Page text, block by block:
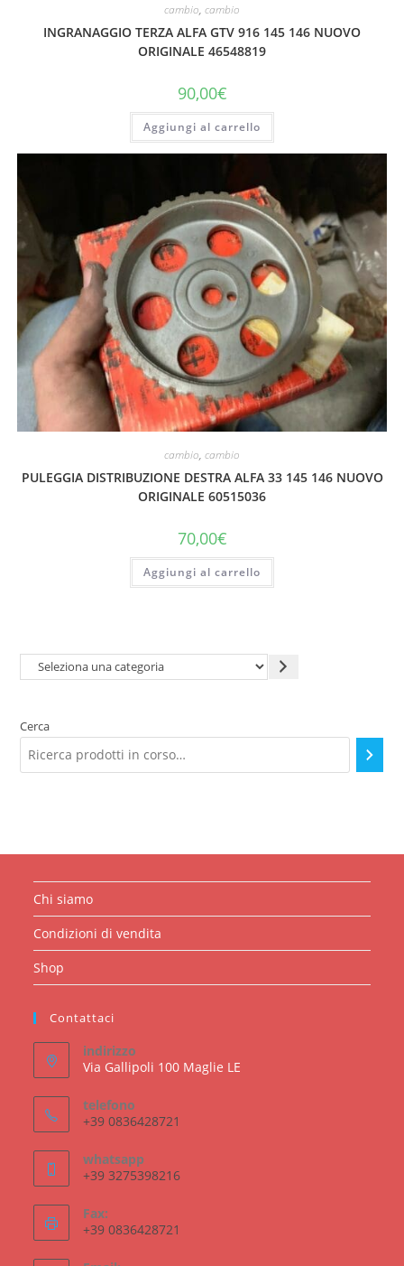
cambio, cambio
INGRANAGGIO TERZA ALFA GTV 916 145 146 NUOVO
ORIGINALE 46548819
90,00€
Aggiungi al carrello
cambio, cambio
PULEGGIA DISTRIBUZIONE DESTRA ALFA 33 145 146 NUOVO
ORIGINALE 60515036
70,00€
Aggiungi al carrello
Seleziona
Cerca
Chi siamo
Condizioni di vendita
Shop
Contattaci
indirizzo
Via Gallipoli 100 Maglie LE
telefono
+39 0836428721
whatsapp
+39 3275398216
Fax:
+39 0836428721